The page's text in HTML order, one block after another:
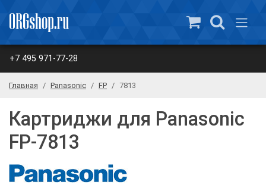
+7 495 971-77-28
Главная Panasonic FP 7813
Картриджи для Panasonic
FP-7813